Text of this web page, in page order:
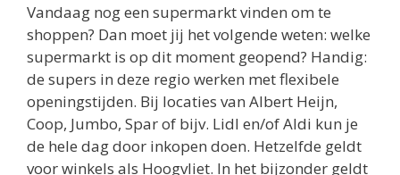
Vandaag nog een supermarkt vinden om te
shoppen? Dan moet jij het volgende weten: welke
supermarkt is op dit moment geopend? Handig:
de supers in deze regio werken met flexibele
openingstijden. Bij locaties van Albert Heijn,
Coop, Jumbo, Spar of bijv. Lidl en/of Aldi kun je
de hele dag door inkopen doen. Hetzelfde geldt
voor winkels als Hoogvliet. In het bijzonder geldt